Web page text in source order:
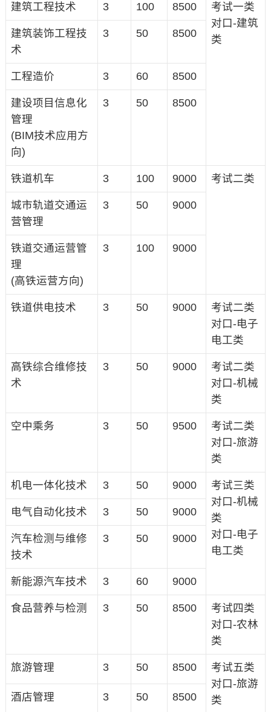
建筑工程技术 3 100 8500
考试一类
对口-建筑
类
建筑装饰工程技
术
3 50 8500
工程造价 3 60 8500
建设项目信息化
管理
(BIM技术应用方
向)
3 50 8500
铁道机车 3 100 9000 考试二类
城市轨道交通运
营管理
3 50 9000
铁道交通运营管
理
(高铁运营方向)
3 100 9000
铁道供电技术 3 50 9000
考试二类
对口-电子
电工类
高铁综合维修技
术
3 50 9000
考试二类
对口-机械
类
空中乘务 3 50 9500
考试二类
对口-旅游
类
机电一体化技术 3 50 9000
考试三类
对口-机械
类
对口-电子
电工类
电气自动化技术 3 50 9000
汽车检测与维修
技术
3 50 9000
新能源汽车技术 3 60 9000
食品营养与检测 3 50 8500
考试四类
对口-农林
类
旅游管理 3 50 8500
考试五类
对口-旅游
类
酒店管理 3 50 8500